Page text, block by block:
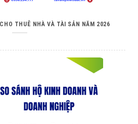
THUÊ NHÀ VÀ TÀI SẢN NĂM 2026